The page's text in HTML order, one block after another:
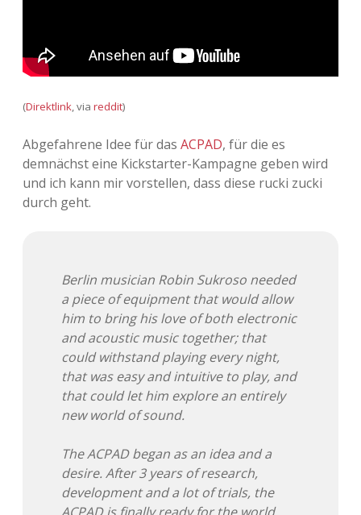
(Direktlink, via reddit)
Abgefahrene Idee für das ACPAD, für die es
demnächst eine Kickstarter-Kampagne geben wird
und ich kann mir vorstellen, dass diese rucki zucki
durch geht.
Berlin musician Robin Sukroso needed
a piece of equipment that would allow
him to bring his love of both electronic
and acoustic music together; that
could withstand playing every night,
that was easy and intuitive to play, and
that could let him explore an entirely
new world of sound.
The ACPAD began as an idea and a
desire. After 3 years of research,
development and a lot of trials, the